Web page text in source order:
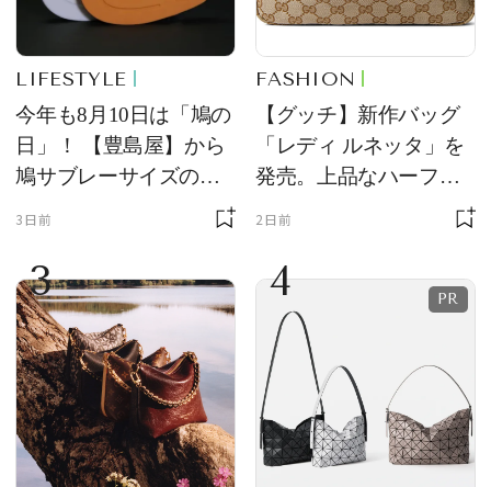
LIFESTYLE
今年も8月10日は「鳩の
日」！ 【豊島屋】から
鳩サブレーサイズのポ
ーチ「はとっこ」を限
3日前
FASHION
【グッチ】新作バッグ
「レディ ルネッタ」を
発売。上品なハーフム
ーン型がスタイリング
2日前
3 4